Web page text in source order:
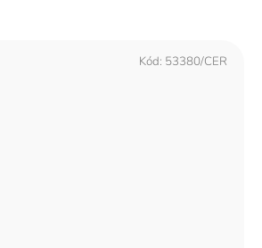
Kód: 53380/CER